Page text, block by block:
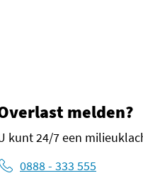
melden?
kunt 24/7 een
0888 - 333 555